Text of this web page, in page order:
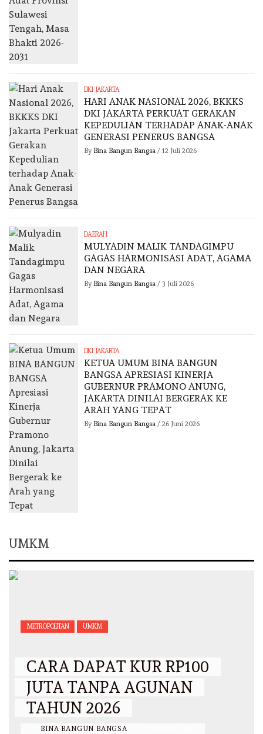
DKI JAKARTA
HARI ANAK NASIONAL 2026, BKKKS
DKI JAKARTA PERKUAT GERAKAN
KEPEDULIAN TERHADAP ANAK-ANAK
GENERASI PENERUS BANGSA
By Bina Bangun Bangsa/ 12 Juli 2026
DAERAH
MULYADIN MALIK TANDAGIMPU
GAGAS HARMONISASI ADAT, AGAMA
DAN NEGARA
By Bina Bangun Bangsa/ 3 Juli 2026
DKI JAKARTA
KETUA UMUM BINA BANGUN
BANGSA APRESIASI KINERJA
GUBERNUR PRAMONO ANUNG,
JAKARTA DINILAI BERGERAK KE
ARAH YANG TEPAT
By Bina Bangun Bangsa/ 26 Juni 2026
UMKM
METROPOLITAN UMKM
CARA DAPAT KUR RP100
JUTA TANPA AGUNAN
TAHUN 2026
BINA BANGUN BANGSA